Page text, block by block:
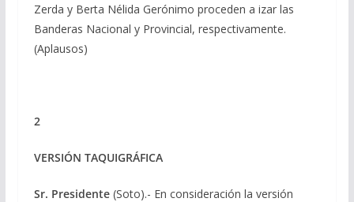
Zerda y Berta Nélida Gerónimo proceden a izar las
Banderas Nacional y Provincial, respectivamente.
(Aplausos)
2
VERSIÓN TAQUIGRÁFICA
Sr. Presidente(Soto).- En consideración la versión